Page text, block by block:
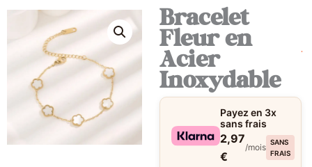
Bracelet
Fleur en
Acier
Inoxydable
Payez en 3x
sans frais
2,97
€
/mois
SANS
FRAIS